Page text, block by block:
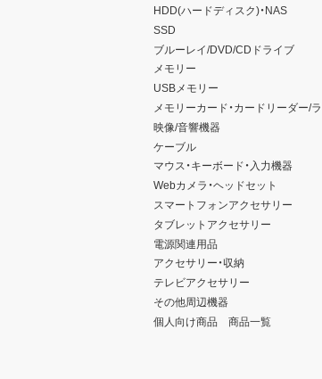
HDD(ハードディスク)・NAS
SSD
ブルーレイ/DVD/CDドライブ
メモリー
USBメモリー
メモリーカード・カードリーダー/
映像/音響機器
ケーブル
マウス・キーボード・入力機器
Webカメラ・ヘッドセット
スマートフォンアクセサリー
タブレットアクセサリー
電源関連用品
アクセサリー・収納
テレビアクセサリー
その他周辺機器
個人向け商品 商品一覧